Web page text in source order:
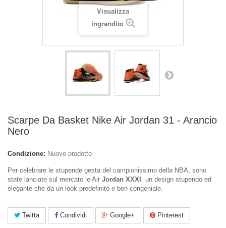
Visualizza
ingrandito
Scarpe Da Basket Nike Air Jordan 31 - Arancio
Nero
Condizione: Nuovo prodotto
Per celebrare le stupende gesta del campionissimo della NBA, sono
state lanciate sul mercato le Air Jordan XXXI : un design stupendo ed
elegante che da un look predefinito e ben congeniale.
Twitta Condividi Google+ Pinterest